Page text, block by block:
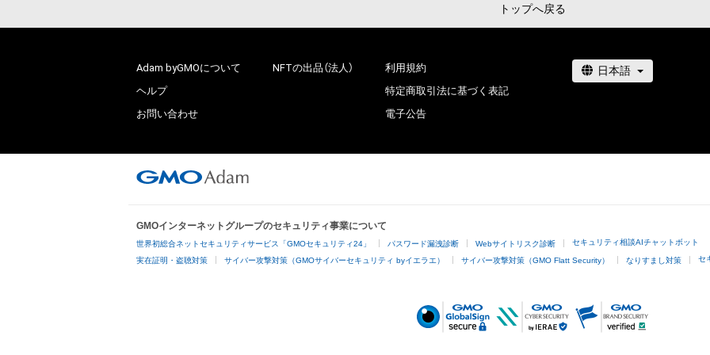
トップへ戻る
Adam byGMOについて
ヘルプ
お問い合わせ
NFTの出品（法人）
利用規約
特定商取引法に基づく表記
電子公告
GMOインターネットグループのセキュリティ事業について
世界初総合ネットセキュリティサービス「GMOセキュリティ24」 パスワード漏洩診断 Webサイトリスク診断 セキュリティ相談AIチャットボット
実在証明・盗聴対策 サイバー攻撃対策（GMOサイバーセキュリティ byイエラエ） サイバー攻撃対策（GMO Flatt Security） なりすまし対策 セ